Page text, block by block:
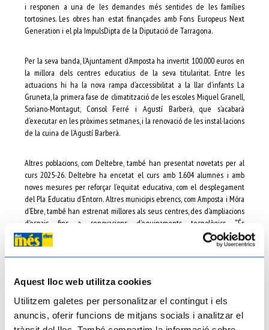
Aquest lloc web utilitza cookies
Utilitzem galetes per personalitzar el contingut i els
anuncis, oferir funcions de mitjans socials i analitzar el
i responen a una de les demandes més sentides de les famílies
tortosines. Les obres han estat finançades amb Fons Europeus Next
Generation i el pla ImpulsDipta de la Diputació de Tarragona.
Per la seva banda, l’Ajuntament d’Amposta ha invertit 100.000 euros en
la millora dels centres educatius de la seva titularitat. Entre les
actuacions hi ha la nova rampa d’accessibilitat a la llar d’infants La
Gruneta, la primera fase de climatització de les escoles Miquel Granell,
Soriano-Montagut, Consol Ferré i Agustí Barberà, que s’acabarà
d’executar en les pròximes setmanes, i la renovació de les instal·lacions
de la cuina de l’Agustí Barberà.
Altres poblacions, com Deltebre, també han presentat novetats per al
curs 2025-26. Deltebre ha encetat el curs amb 1.604 alumnes i amb
noves mesures per reforçar l’equitat educativa, com el desplegament
del Pla Educatiu d’Entorn. Altres municipis ebrencs, com Amposta i Móra
d’Ebre, també han estrenat millores als seus centres, des d’ampliacions
d’espais fins a renovacions d’equipaments tecnològics. “És
imprescindible donar respostes adaptades a cada realitat. La inclusió
no és una opció, és un deure del sistema educatiu”, ha remarcat Joan
Castor Gonell, delegat del Govern a les Terres de l’Ebre.
Aquest impuls a l’etapa 0-3 també s’acompanya d’una millora en la
tarifació social, que busca garantir l’accés a totes les famílies
independentment de la seva situació econòmica. La gratuïtat parcial i
les ajudes específiques permeten que cada vegada més infants